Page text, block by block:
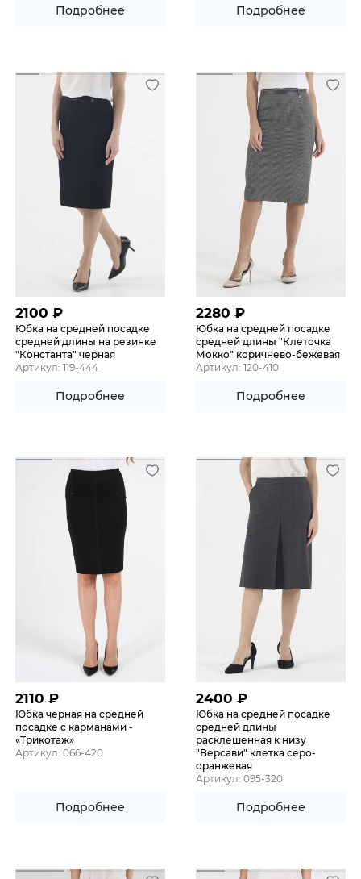
Подробнее Подробнее
2100 ₽
Юбка на средней посадке
средней длины на резинке
"Константа" черная
Артикул: 119-444
Подробнее
2280 ₽
Юбка на средней посадке
средней длины "Клеточка
Мокко" коричнево-бежевая
Артикул: 120-410
Подробнее
2110 ₽
Юбка черная на средней
посадке с карманами -
«Трикотаж»
Артикул: 066-420
Подробнее
2400 ₽
Юбка на средней посадке
средней длины
расклешенная к низу
"Версави" клетка серо-
оранжевая
Артикул: 095-320
Подробнее